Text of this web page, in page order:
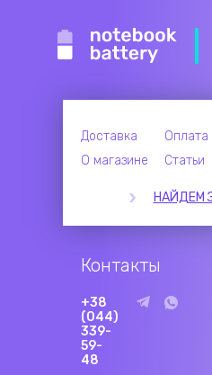
Доставка Оплата
О магазине
Статьи
НАЙДЕМ
Контакты
+38
(044)
339-
59-
48